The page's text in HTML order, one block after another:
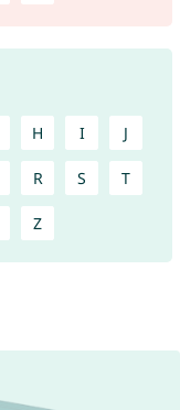
H I J
R S T
Z